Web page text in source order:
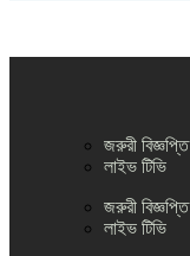
জরুরী বিজ্ঞপ্তি
লাইভ টিভি
জরুরী বিজ্ঞপ্তি
লাইভ টিভি